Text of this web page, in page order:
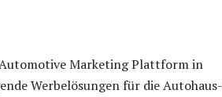
Marketing Plattform in
Werbelösungen für die Autohaus-